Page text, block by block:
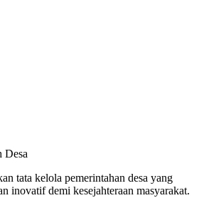
Desa
tata kelola pemerintahan desa yang
inovatif demi kesejahteraan masyarakat.